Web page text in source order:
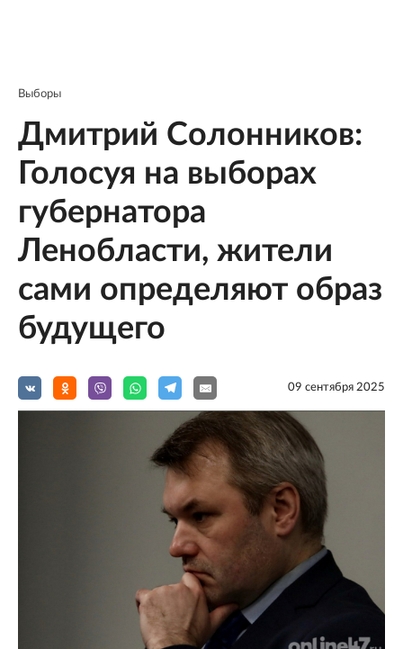
Выборы
Дмитрий Солонников:
Голосуя на выборах
губернатора
Ленобласти, жители
сами определяют образ
будущего
09 сентября 2025